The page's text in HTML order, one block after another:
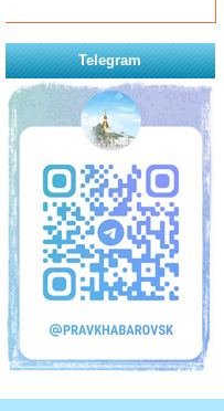
Telegram